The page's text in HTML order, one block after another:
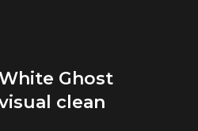
Ghost
clean